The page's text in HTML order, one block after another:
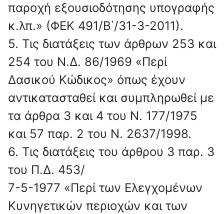
παροχή εξουσιοδότησης υπογραφής
κ.λπ.» (ΦΕΚ 491/Β΄/31-3-2011).
5. Τις διατάξεις των άρθρων 253 και
254 του Ν.Δ. 86/1969 «Περί
Δασικού Κώδικος» όπως έχουν
αντικατασταθεί και συμπληρωθεί με
τα άρθρα 3 και 4 του Ν. 177/1975
και 57 παρ. 2 του Ν. 2637/1998.
6. Τις διατάξεις του άρθρου 3 παρ. 3
του Π.Δ. 453/
7-5-1977 «Περί των Ελεγχομένων
Κυνηγετικών περιοχών και των